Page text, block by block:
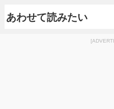
あわせて読みたい